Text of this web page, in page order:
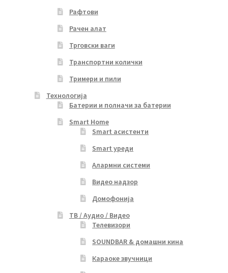
Рафтови
Рачен алат
Трговски ваги
Транспортни колички
Тримери и пили
Технологија
Батерии и полначи за батерии
Smart Home
Smart асистенти
Smart уреди
Алармни системи
Видео надзор
Домофонија
ТВ / Аудио / Видео
Телевизори
SOUNDBAR & домашни кина
Караоке звучници